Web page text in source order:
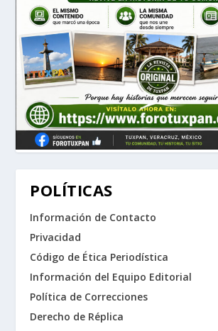
POLÍTICAS
Información de Contacto
Privacidad
Código de Ética Periodística
Información del Equipo Editorial
Política de Correcciones
Derecho de Réplica